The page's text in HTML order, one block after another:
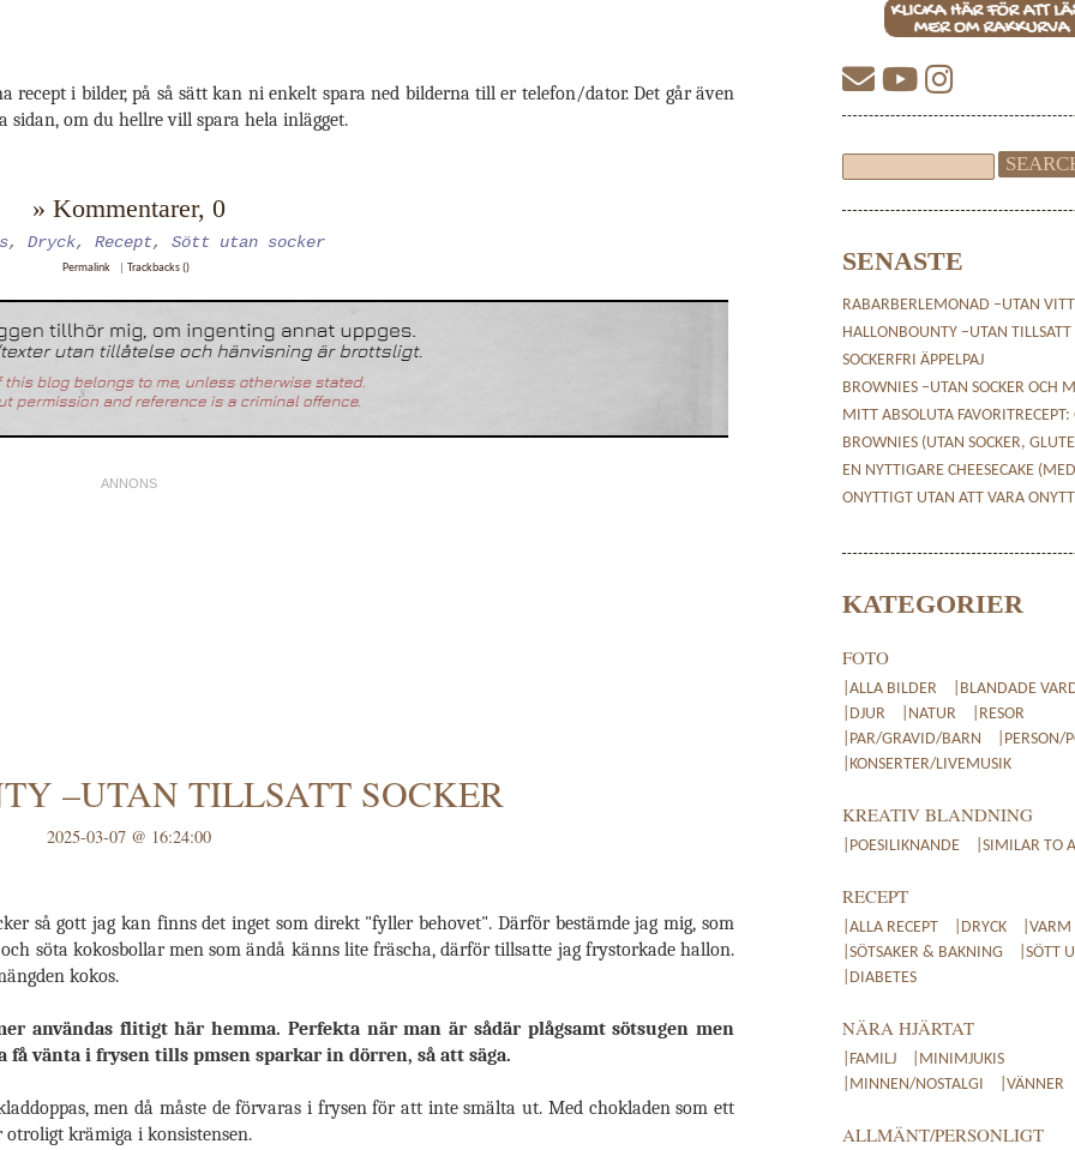
recept i bilder, på så sätt kan ni enkelt spara ned bilderna till er telefon/dator. Det går även
om du hellre vill spara hela inlägget.
» Kommentarer, 0
, Dryck, Recept, Sött utan socker
Permalink Trackbacks ()
–UTAN TILLSATT SOCKER
2025-03-07 @ 16:24:00
så gott jag kan finns det inget som direkt "fyller behovet". Därför bestämde jag mig, som
söta kokosbollar men som ändå känns lite fräscha, därför tillsatte jag frystorkade hallon.
kokos.
användas flitigt här hemma. Perfekta när man är sådär plågsamt sötsugen men
vänta i frysen tills pmsen sparkar in dörren, så att säga.
men då måste de förvaras i frysen för att inte smälta ut. Med chokladen som ett
krämiga i konsistensen.
SENASTE
RABARBERLEMONAD –UTAN
HALLONBOUNTY –UTAN TILLSATT
SOCKERFRI ÄPPELPAJ
BROWNIES –UTAN SOCKER OCH
MITT ABSOLUTA FAVORITRECEPT:
BROWNIES (UTAN SOCKER,
EN NYTTIGARE CHEESECAKE
ONYTTIGT UTAN ATT VARA
KATEGORIER
FOTO
|ALLA BILDER
|BLANDADE
|DJUR
|NATUR
|RESOR
|PAR/GRAVID/BARN
|PERSON/
|KONSERTER/LIVEMUSIK
KREATIV BLANDNING
|POESILIKNANDE |SIMILAR TO
RECEPT
|ALLA RECEPT |DRYCK
|SÖTSAKER & BAKNING
|SÖTT
|DIABETES
NÄRA HJÄRTAT
|FAMILJ
|MINIMJUKIS
|MINNEN/NOSTALGI
|VÄNNER
ALLMÄNT/PERSONLIGT